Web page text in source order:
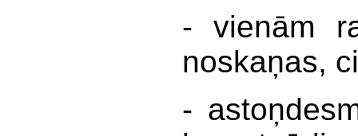
- vienām
noskaņas,
-